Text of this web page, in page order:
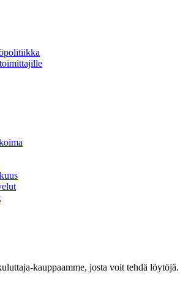
kauppaamme, josta voit tehdä löytöjä.